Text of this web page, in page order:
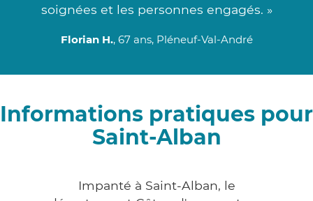
soignées et les personnes engagés. »
Florian H., 67 ans, Pléneuf-Val-André
Informations pratiques pour
Saint-Alban
Impanté à Saint-Alban, le